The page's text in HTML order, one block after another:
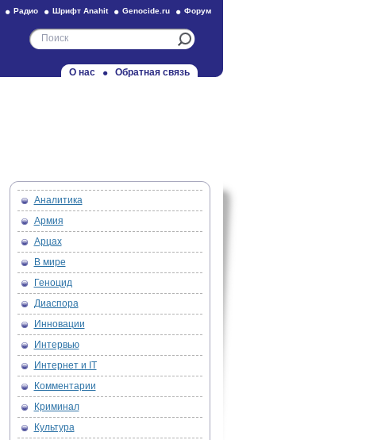
Радио Шрифт Anahit Genocide.ru Форум
О нас Обратная связь
Аналитика
Армия
Арцах
В мире
Геноцид
Диаспора
Инновации
Интервью
Интернет и IT
Комментарии
Криминал
Культура